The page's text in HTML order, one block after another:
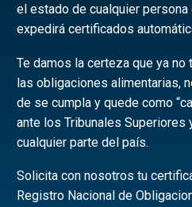
el estado de cualquier
expedirá certificados
Te damos la certeza que ya
las obligaciones alimentarias,
de se cumpla y quede como
ante los Tribunales
cualquier parte del país.
Solicita con nosotros tu
Registro Nacional de